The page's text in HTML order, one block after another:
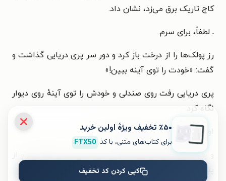
کاج تاریک برق می‌زد، نشان داد.
ـ لطفاً، برای سرم.
رز پولک‌ها را از درخت باز کرد و دور سر پری دریایی گذاشت و
گفت: «خودت را توی آینه ببین!»
پری دریایی رفت روی صندلی و خودش را توی آینهٔ روی دیوار
نگاه کرد.
او مؤدبانه گفت: «همین کافی است.»
و بعد مثل ماهی، تندی شیرجه زد، روی زمین برق‌برق زد و از
پنجره بیرون پرید و دور شد.
٪۵۰ تخفیف ویژۀ اولین خرید
برای کتاب‌های متنی، با کد FTX50
کپی کردن کد تخفیف